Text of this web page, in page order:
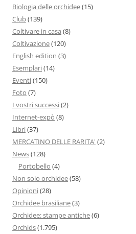
Biologia delle orchidee(15)
Club(139)
Coltivare in casa (8)
Coltivazione(120)
English edition (3)
Esemplari(14)
Eventi(150)
Foto (7)
I vostri successi(2)
Internet-expò (8)
Libri(37)
MERCATINO DELLE RARITA' (2)
News(128)
Portobello (4)
Non solo orchidee(58)
Opinioni(28)
Orchidee brasiliane(3)
Orchidee: stampe antiche(6)
Orchids(1.795)